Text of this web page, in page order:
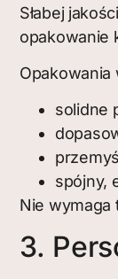
Słabej
opakowanie
Opakowania
solidne
spójny,
Nie wymaga
3.